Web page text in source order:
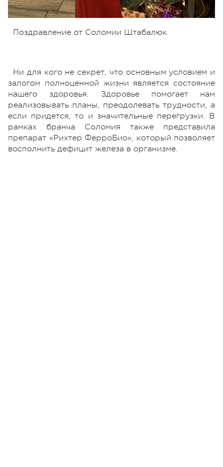
Поздравление от Соломии Штабалюк.
Ни для кого не секрет, что основным условием и
залогом полноценной жизни является состояние
нашего здоровья. Здоровье помогает нам
реализовывать планы, преодолевать трудности, а
если придется, то и значительные перегрузки. В
рамках бранча Соломия также представила
препарат «Рихтер ФерроБио», который позволяет
восполнить дефицит железа в организме.